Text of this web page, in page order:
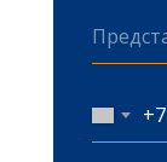
+7